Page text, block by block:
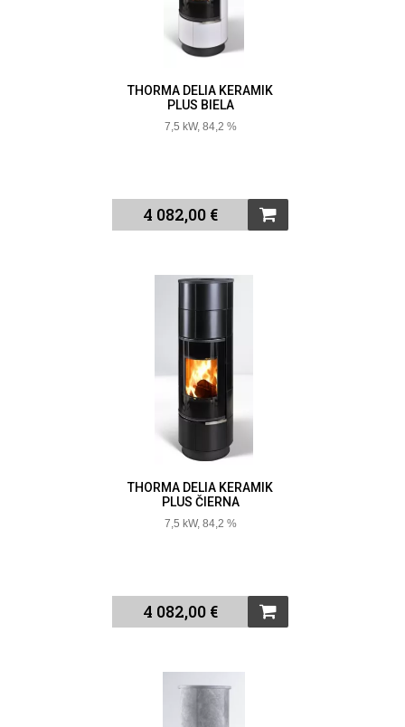
THORMA DELIA KERAMIK
PLUS BIELA
7,5 kW, 84,2 %
4 082,00 €
THORMA DELIA KERAMIK
PLUS ČIERNA
7,5 kW, 84,2 %
4 082,00 €